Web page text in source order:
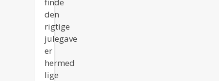
finde
den
rigtige
julegave
er
hermed
lige